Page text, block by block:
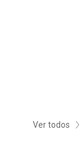
Ver todos